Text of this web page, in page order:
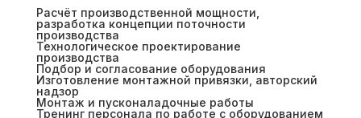
Расчёт производственной мощности,
разработка концепции поточности
производства
Технологическое проектирование
производства
Подбор и согласование оборудования
Изготовление монтажной привязки, авторский
надзор
Монтаж и пусконаладочные работы
Тренинг персонала по работе с оборудованием